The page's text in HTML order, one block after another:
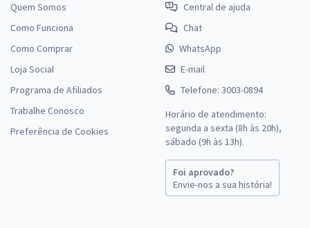
Quem Somos
Como Funciona
Como Comprar
Loja Social
Programa de Afiliados
Trabalhe Conosco
Preferência de Cookies
Central de ajuda
Chat
WhatsApp
E-mail
Telefone: 3003-0894
Horário de atendimento:
segunda a sexta (8h às 20h),
sábado (9h às 13h).
Foi aprovado?
Envie-nos a sua história!